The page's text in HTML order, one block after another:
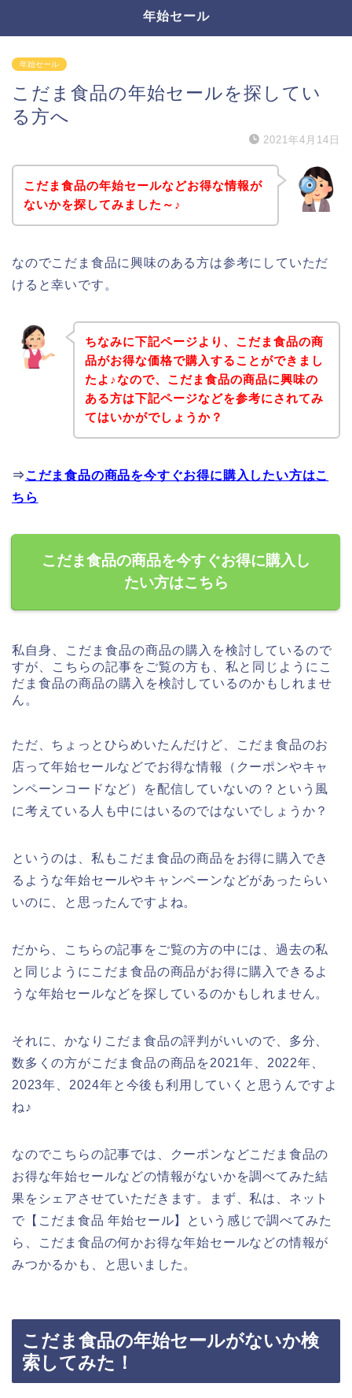
年始セール
年始セール
こだま食品の年始セールを探してい
る方へ
2021年4月14日
こだま食品の年始セールなどお得な情報が
ないかを探してみました～♪
なのでこだま食品に興味のある方は参考にしていただ
けると幸いです。
ちなみに下記ページより、こだま食品の商
品がお得な価格で購入することができまし
たよ♪なので、こだま食品の商品に興味の
ある方は下記ページなどを参考にされてみ
てはいかがでしょうか？
⇒ こだま食品の商品を今すぐお得に購入したい方はこ
ちら
こだま食品の商品を今すぐお得に購入し
たい方はこちら
私自身、こだま食品の商品の購入を検討しているので
すが、こちらの記事をご覧の方も、私と同じようにこ
だま食品の商品の購入を検討しているのかもしれませ
ん。
ただ、ちょっとひらめいたんだけど、こだま食品のお
店って年始セールなどでお得な情報（クーポンやキャ
ンペーンコードなど）を配信していないの？という風
に考えている人も中にはいるのではないでしょうか？
というのは、私もこだま食品の商品をお得に購入でき
るような年始セールやキャンペーンなどがあったらい
いのに、と思ったんですよね。
だから、こちらの記事をご覧の方の中には、過去の私
と同じようにこだま食品の商品がお得に購入できるよ
うな年始セールなどを探しているのかもしれません。
それに、かなりこだま食品の評判がいいので、多分、
数多くの方がこだま食品の商品を2021年、2022年、
2023年、2024年と今後も利用していくと思うんですよ
ね♪
なのでこちらの記事では、クーポンなどこだま食品の
お得な年始セールなどの情報がないかを調べてみた結
果をシェアさせていただきます。まず、私は、ネット
で【こだま食品 年始セール】という感じで調べてみた
ら、こだま食品の何かお得な年始セールなどの情報が
みつかるかも、と思いました。
こだま食品の年始セールがないか検
索してみた！